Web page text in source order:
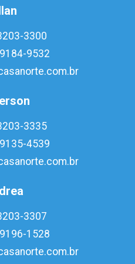
3300
9532
3335
4539
3307
1528